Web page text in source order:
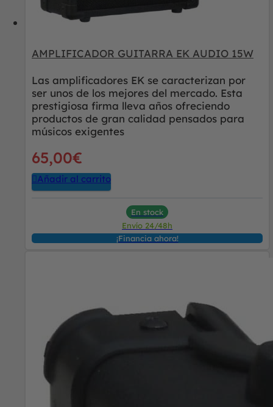
AMPLIFICADOR GUITARRA EK AUDIO 15W
Las amplificadores EK se caracterizan por
ser unos de los mejores del mercado. Esta
prestigiosa firma lleva años ofreciendo
productos de gran calidad pensados para
músicos exigentes
65,00€
Añadir al carrito
En stock
Envío 24/48h
¡Financia ahora!